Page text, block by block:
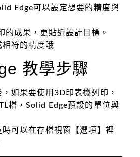
Edge可以設定想要的精度與
的成果，更貼近設計目標。
相符的精度哦
教學步驟
如果要使用3D印表機列印，
檔，Solid Edge預設的單位與
可以在存檔視窗【選項】裡